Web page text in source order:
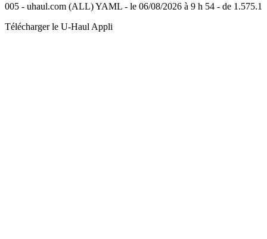
005 - uhaul.com (ALL) YAML - le 06/08/2026 à 9 h 54 - de 1.575.1
Télécharger le U-Haul Appli